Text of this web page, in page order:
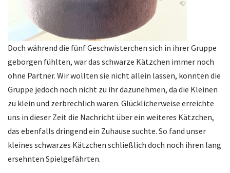
Doch während die fünf Geschwisterchen sich in ihrer Gruppe
geborgen fühlten, war das schwarze Kätzchen immer noch
ohne Partner. Wir wollten sie nicht allein lassen, konnten die
Gruppe jedoch noch nicht zu ihr dazunehmen, da die Kleinen
zu klein und zerbrechlich waren. Glücklicherweise erreichte
uns in dieser Zeit die Nachricht über ein weiteres Kätzchen,
das ebenfalls dringend ein Zuhause suchte. So fand unser
kleines schwarzes Kätzchen schließlich doch noch ihren lang
ersehnten Spielgefährten.